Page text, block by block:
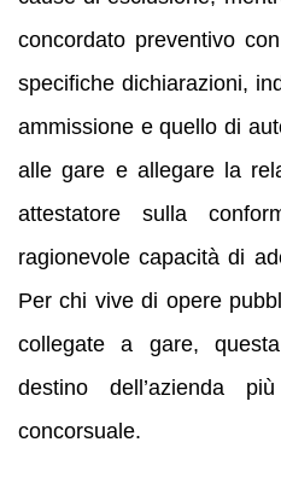
concordato preventivo
specifiche dichiarazioni,
ammissione e quello di
alle gare e allegare la
attestatore sulla
ragionevole capacità di
Per chi vive di opere
collegate a gare,
destino dell’azienda
concorsuale.